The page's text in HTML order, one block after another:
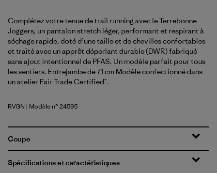
Complétez votre tenue de trail running avec le Terrebonne
Joggers, un pantalon stretch léger, performant et respirant à
séchage rapide, doté d’une taille et de chevilles confortables
et traité avec un apprêt déperlant durable (DWR) fabriqué
sans ajout intentionnel de PFAS. Un modèle parfait pour tous
les sentiers. Entrejambe de 71 cm Modèle confectionné dans
un atelier Fair Trade Certified™.
River Rock Green
RVGN | Modèle n° 24595
Coupe
Spécifications et caractéristiques